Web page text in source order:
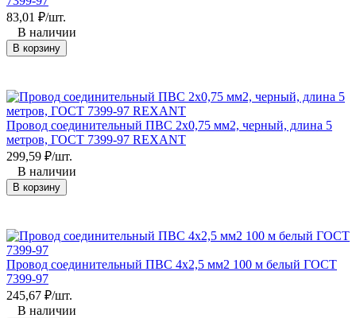
83,01 ₽/шт.
В наличии
В корзину
Провод соединительный ПВС 2x0,75 мм2, черный, длина 5
метров, ГОСТ 7399-97 REXANT
299,59 ₽/шт.
В наличии
В корзину
Провод соединительный ПВС 4х2,5 мм2 100 м белый ГОСТ
7399-97
245,67 ₽/шт.
В наличии